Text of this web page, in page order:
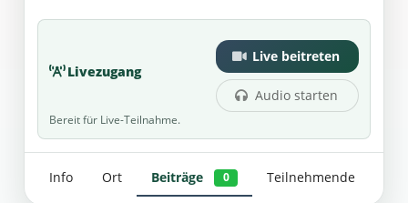
Livezugang
Live beitreten
Audio starten
Bereit für Live-Teilnahme.
Info Ort Beiträge 0 Teilnehmende